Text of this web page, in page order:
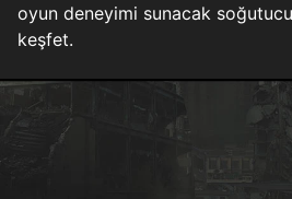
oyun deneyimi sunacak
keşfet.